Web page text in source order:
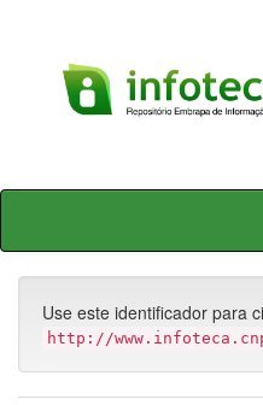
Skip
Use este identificador para
http://